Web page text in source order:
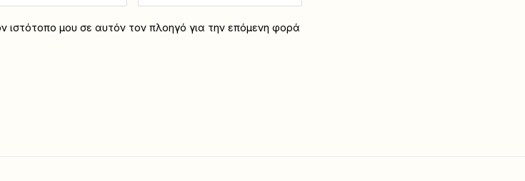
ιστότοπο μου σε αυτόν τον πλοηγό για την επόμενη φορά